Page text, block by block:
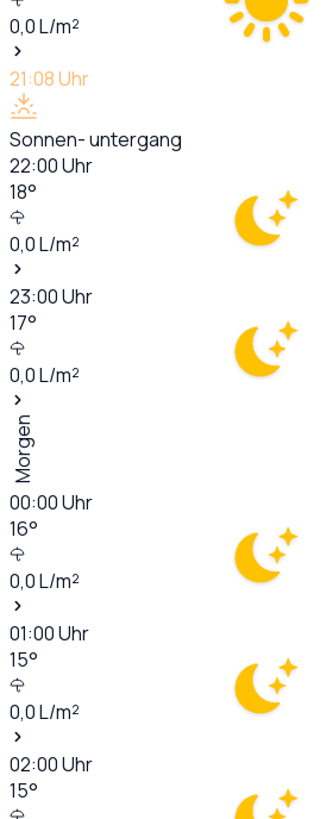
0,0L/m²
21:08Uhr
Sonnen- untergang
22:00Uhr
18°
0,0L/m²
23:00Uhr
17°
0,0L/m²
Morgen
00:00Uhr
16°
0,0L/m²
01:00Uhr
15°
0,0L/m²
02:00Uhr
15°